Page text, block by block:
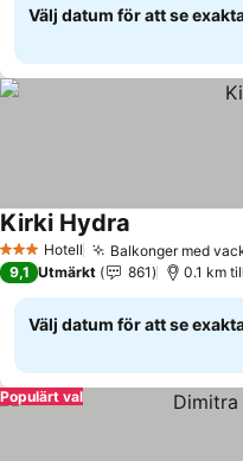
Välj datum för att se
3 StjärnorHotell Balkonger med
Kirki Hydra
9,1 Utmärkt 861 0.1 km
Välj datum för att se
Populärt val